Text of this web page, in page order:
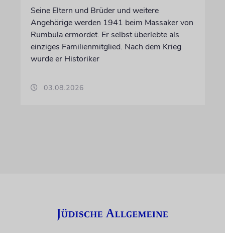
Seine Eltern und Brüder und weitere
Angehörige werden 1941 beim Massaker von
Rumbula ermordet. Er selbst überlebte als
einziges Familienmitglied. Nach dem Krieg
wurde er Historiker
03.08.2026